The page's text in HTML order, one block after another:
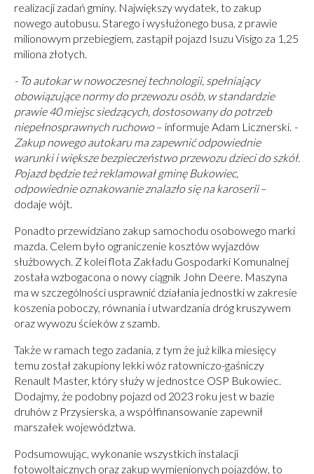
realizacji zadań gminy. Największy wydatek, to zakup
nowego autobusu. Starego i wysłużonego busa, z prawie
milionowym przebiegiem, zastąpił pojazd Isuzu Visigo za 1,25
miliona złotych.
- To autokar w nowoczesnej technologii, spełniający
obowiązujące normy do przewozu osób, w standardzie
prawie 40 miejsc siedzących, dostosowany do potrzeb
niepełnosprawnych ruchowo– informuje Adam Licznerski. -
Zakup nowego autokaru ma zapewnić odpowiednie
warunki i większe bezpieczeństwo przewozu dzieci do szkół.
Pojazd będzie też reklamował gminę Bukowiec,
odpowiednie oznakowanie znalazło się na karoserii–
dodaje wójt.
Ponadto przewidziano zakup samochodu osobowego marki
mazda. Celem było ograniczenie kosztów wyjazdów
służbowych. Z kolei flota Zakładu Gospodarki Komunalnej
została wzbogacona o nowy ciągnik John Deere. Maszyna
ma w szczególności usprawnić działania jednostki w zakresie
koszenia poboczy, równania i utwardzania dróg kruszywem
oraz wywozu ścieków z szamb.
Także w ramach tego zadania, z tym że już kilka miesięcy
temu został zakupiony lekki wóz ratowniczo-gaśniczy
Renault Master, który służy w jednostce OSP Bukowiec.
Dodajmy, że podobny pojazd od 2023 roku jest w bazie
druhów z Przysierska, a współfinansowanie zapewnił
marszałek województwa.
Podsumowując, wykonanie wszystkich instalacji
fotowoltaicznych oraz zakup wymienionych pojazdów, to